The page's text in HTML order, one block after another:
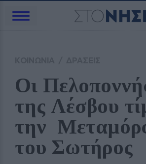
Οι
της Λέσβου
την
του Σωτήρος